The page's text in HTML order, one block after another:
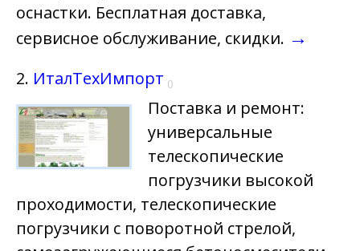
оснастки. Бесплатная доставка,
сервисное обслуживание, скидки. →
2. ИталТехИмпорт 0
Поставка и ремонт:
универсальные
телескопические
погрузчики высокой
проходимости, телескопические
погрузчики с поворотной стрелой,